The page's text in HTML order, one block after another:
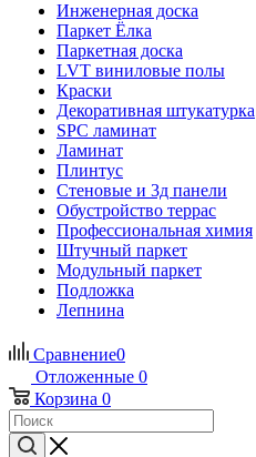
Инженерная доска
Паркет Ёлка
Паркетная доска
LVT виниловые полы
Краски
Декоративная штукатурка
SPC ламинат
Ламинат
Плинтус
Стеновые и 3д панели
Обустройство террас
Профессиональная химия
Штучный паркет
Модульный паркет
Подложка
Лепнина
Сравнение0
Отложенные 0
Корзина 0